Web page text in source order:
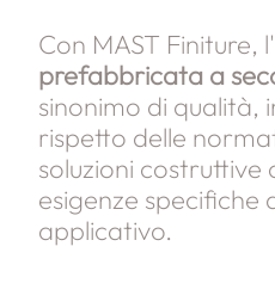
Con MAST Finiture, l'
prefabbricata a
sinonimo di qualità,
rispetto delle
soluzioni costruttive
esigenze specifiche
applicativo.